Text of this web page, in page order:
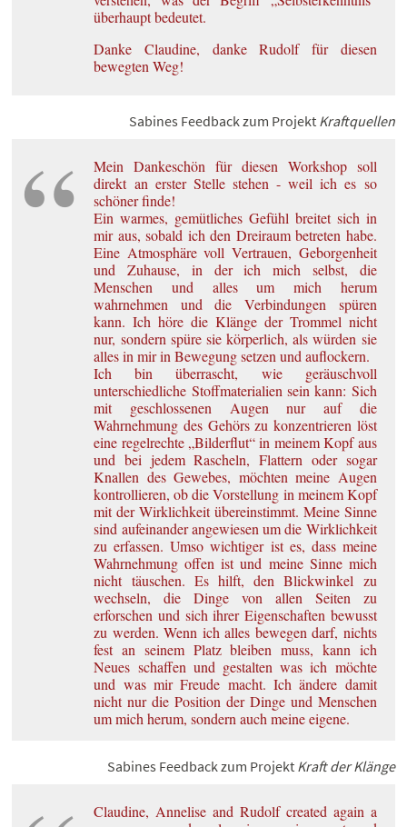
überhaupt bedeutet.
Danke Claudine, danke Rudolf für diesen
bewegten Weg!
Sabines Feedback zum Projekt Kraftquellen
Mein Dankeschön für diesen Workshop soll
direkt an erster Stelle stehen - weil ich es so
schöner finde!
Ein warmes, gemütliches Gefühl breitet sich in
mir aus, sobald ich den Dreiraum betreten habe.
Eine Atmosphäre voll Vertrauen, Geborgenheit
und Zuhause, in der ich mich selbst, die
Menschen und alles um mich herum
wahrnehmen und die Verbindungen spüren
kann. Ich höre die Klänge der Trommel nicht
nur, sondern spüre sie körperlich, als würden sie
alles in mir in Bewegung setzen und auflockern.
Ich bin überrascht, wie geräuschvoll
unterschiedliche Stoffmaterialien sein kann: Sich
mit geschlossenen Augen nur auf die
Wahrnehmung des Gehörs zu konzentrieren löst
eine regelrechte „Bilderflut“ in meinem Kopf aus
und bei jedem Rascheln, Flattern oder sogar
Knallen des Gewebes, möchten meine Augen
kontrollieren, ob die Vorstellung in meinem Kopf
mit der Wirklichkeit übereinstimmt. Meine Sinne
sind aufeinander angewiesen um die Wirklichkeit
zu erfassen. Umso wichtiger ist es, dass meine
Wahrnehmung offen ist und meine Sinne mich
nicht täuschen. Es hilft, den Blickwinkel zu
wechseln, die Dinge von allen Seiten zu
erforschen und sich ihrer Eigenschaften bewusst
zu werden. Wenn ich alles bewegen darf, nichts
fest an seinem Platz bleiben muss, kann ich
Neues schaffen und gestalten was ich möchte
und was mir Freude macht. Ich ändere damit
nicht nur die Position der Dinge und Menschen
um mich herum, sondern auch meine eigene.
Sabines Feedback zum Projekt Kraft der Klänge
Claudine, Annelise and Rudolf created again a